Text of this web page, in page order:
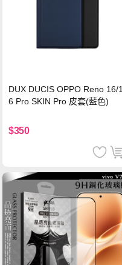
DUX DUCIS OPPO Reno 16/1
6 Pro SKIN Pro 皮套(藍色)
$350